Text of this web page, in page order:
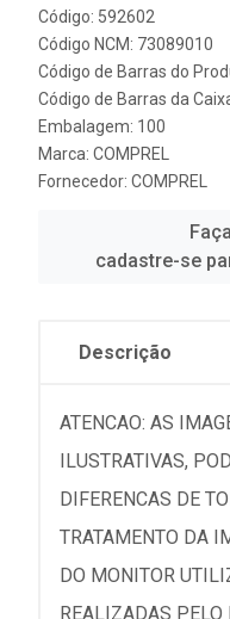
Código: 592602
Código NCM: 73089010
Código de Barras do
Código de Barras da
Embalagem: 100
Marca: COMPREL
Fornecedor: COMPREL
cadastre-se
Descrição
ATENCAO: AS
ILUSTRATIVAS,
DIFERENCAS DE
TRATAMENTO DA
DO MONITOR
REALIZADAS PELO